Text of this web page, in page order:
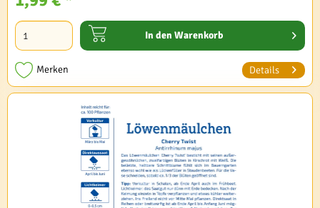
In den Warenkorb
Merken Details